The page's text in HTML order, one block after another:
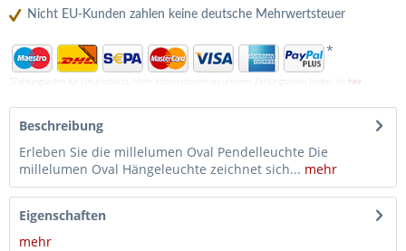
Nicht EU-Kunden zahlen keine deutsche Mehrwertsteuer
*
*Zahlungsarten für Deutschland. Mehr Informationen zu unseren Zahlungsarten finden Sie hier
Beschreibung
Erleben Sie die millelumen Oval Pendelleuchte Die
millelumen Oval Hängeleuchte zeichnet sich... mehr
Eigenschaften
mehr